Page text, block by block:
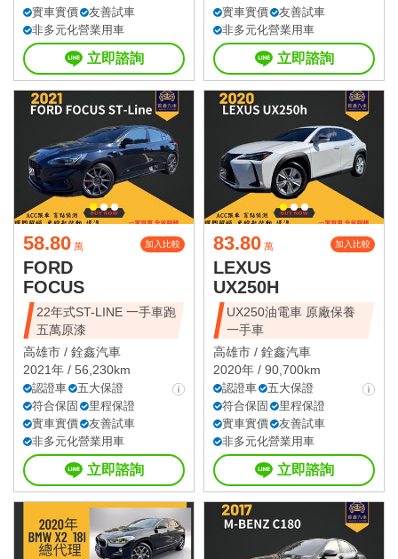
實車實價
友善試車
非多元化營業用車
立即諮詢
實車實價
友善試車
非多元化營業用車
立即諮詢
58.80 萬 加入比較
FORD
FOCUS
22年式ST-LINE 一手車跑
五萬原漆
高雄市 / 銓鑫汽車
2021年 / 56,230km
認證車
五大保證
符合保固
里程保證
實車實價
友善試車
非多元化營業用車
立即諮詢
83.80 萬 加入比較
LEXUS
UX250H
UX250油電車 原廠保養
一手車
高雄市 / 銓鑫汽車
2020年 / 90,700km
認證車
五大保證
符合保固
里程保證
實車實價
友善試車
非多元化營業用車
立即諮詢